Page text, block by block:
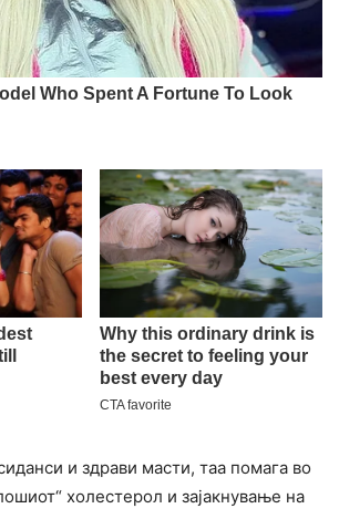
и здрави масти, таа помага во
холестерол и зајакнување на